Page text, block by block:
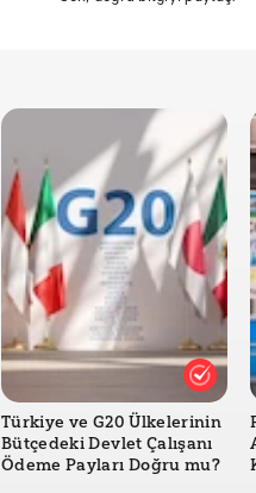
Türkiye ve G20 Ülkelerinin
Bütçedeki Devlet Çalışanı
Ödeme Payları Doğru mu?